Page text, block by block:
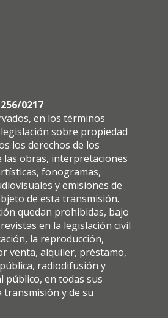
0217
en los términos
sobre propiedad
los derechos de los
las obras, interpretaciones
fonogramas,
y emisiones de
de esta transmisión.
quedan prohibidas, bajo
en la legislación civil
la reproducción,
venta, alquiler, préstamo,
radiodifusión y
público, en todas sus
transmisión y de su